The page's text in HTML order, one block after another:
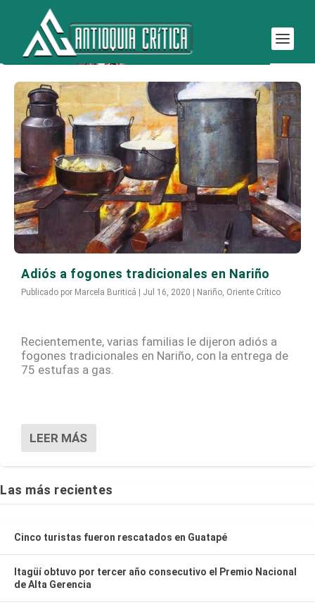
Etiqueta:
Adiós a fogones tradicionales en Nariño
Publicado por Marcela Buriticá Jul 16, 2020 Nariño, Oriente Crítico
Recientemente, varias familias le dijeron adiós a
fogones tradicionales en Nariño, con la entrega de
75 estufas a gas.
LEER MÁS
Las más recientes
Cinco turistas fueron rescatados en Guatapé
Itagüí obtuvo por tercer año consecutivo el Premio Nacional
de Alta Gerencia